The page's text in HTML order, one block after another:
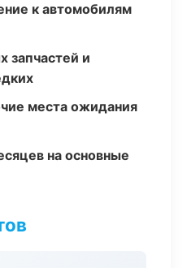
к автомобилям
запчастей и
места ожидания
на основные